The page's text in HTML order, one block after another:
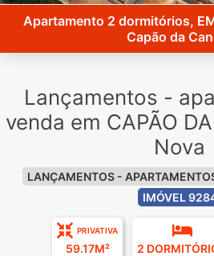
Apartamento 2 dormitórios,
Capão da
Lançamentos -
venda em CAPÃO
Nova
LANÇAMENTOS -
IMÓVEL
PRIVATIVA
59.17M² 2